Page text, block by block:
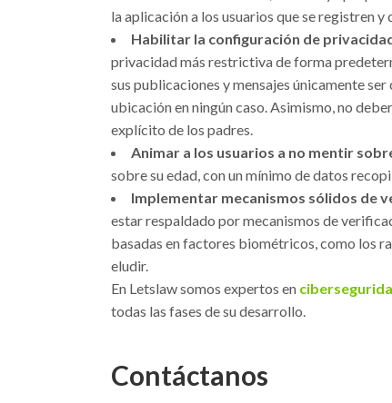
la aplicación a los usuarios que se registren y
Habilitar la configuración de
privacidad más restrictiva de forma
sus publicaciones y mensajes únicamente
ubicación en ningún caso. Asimismo, no
explícito de los padres.
Animar a los usuarios a no mentir
sobre su edad, con un mínimo de datos
Implementar mecanismos sólidos de
estar respaldado por mecanismos de
basadas en factores biométricos, como los
eludir.
En Letslaw somos expertos en
todas las fases de su desarrollo.
Contáctanos